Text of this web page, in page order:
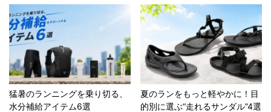
猛暑のランニングを乗り切る、
水分補給アイテム6選
夏のランをもっと軽やかに！目
的別に選ぶ“走れるサンダル”4選